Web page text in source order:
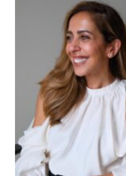
u
s
Ö
st
e
rr
ei
c
h
MODE,